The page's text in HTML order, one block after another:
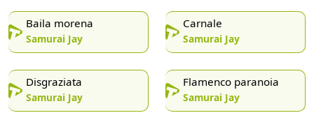
Baila morena
Samurai Jay
Carnale
Samurai Jay
Disgraziata
Samurai Jay
Flamenco paranoia
Samurai Jay